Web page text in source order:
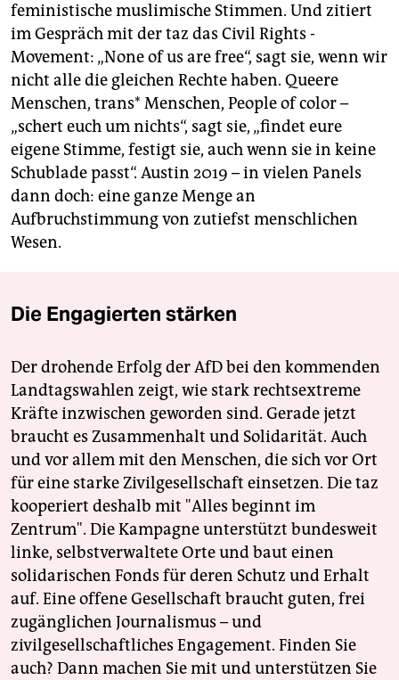
feministische muslimische Stimmen. Und zitiert
im Gespräch mit der taz das Civil Rights ­
Movement: „None of us are free“, sagt sie, wenn wir
nicht alle die gleichen Rechte haben. Queere
Menschen, trans* Menschen, People of color –
„schert euch um nichts“, sagt sie, „findet eure
eigene Stimme, festigt sie, auch wenn sie in keine
Schublade passt“. Austin 2019 – in vielen Panels
dann doch: eine ganze Menge an
Aufbruchstimmung von zutiefst menschlichen
Wesen.
Die Engagierten stärken
Der drohende Erfolg der AfD bei den kommenden
Landtagswahlen zeigt, wie stark rechtsextreme
Kräfte inzwischen geworden sind. Gerade jetzt
braucht es Zusammenhalt und Solidarität. Auch
und vor allem mit den Menschen, die sich vor Ort
für eine starke Zivilgesellschaft einsetzen. Die taz
kooperiert deshalb mit "Alles beginnt im
Zentrum". Die Kampagne unterstützt bundesweit
linke, selbstverwaltete Orte und baut einen
solidarischen Fonds für deren Schutz und Erhalt
auf. Eine offene Gesellschaft braucht guten, frei
zugänglichen Journalismus – und
zivilgesellschaftliches Engagement. Finden Sie
auch? Dann machen Sie mit und unterstützen Sie